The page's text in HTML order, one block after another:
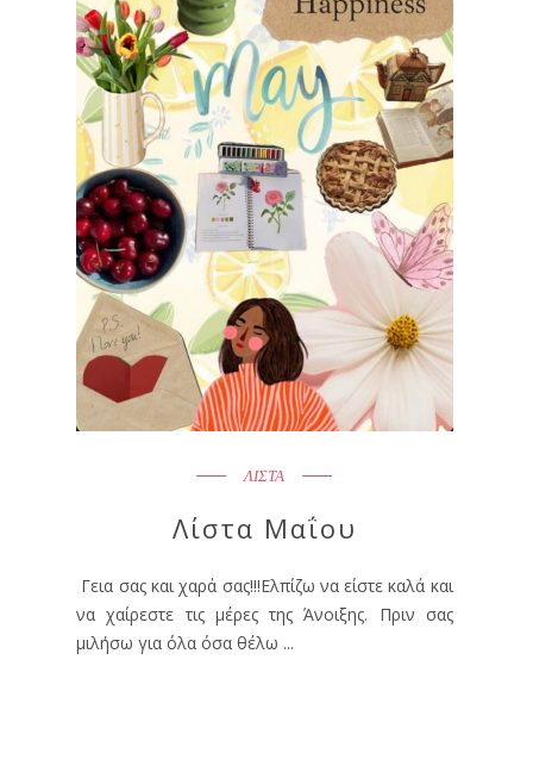
ΛΙΣΤΑ
Λίστα Μαΐου
Γεια σας και χαρά σας!!!Ελπίζω να είστε καλά και
να χαίρεστε τις μέρες της Άνοιξης. Πριν σας
μιλήσω για όλα όσα θέλω ...